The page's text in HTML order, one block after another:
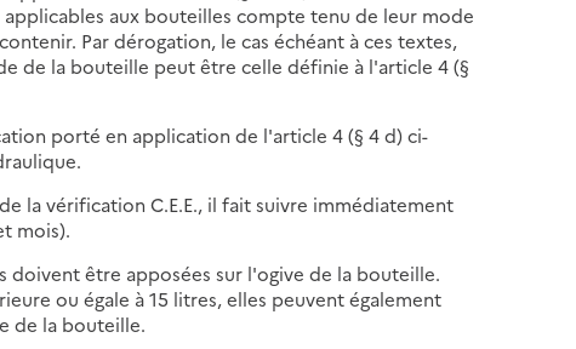
aux bouteilles compte tenu de leur mode
Par dérogation, le cas échéant à ces textes,
de la bouteille peut être celle définie à l'article 4 (§
porté en application de l'article 4 (§ 4 d) ci-
la vérification C.E.E., il fait suivre immédiatement
mois).
doivent être apposées sur l'ogive de la bouteille.
ou égale à 15 litres, elles peuvent également
de la bouteille.